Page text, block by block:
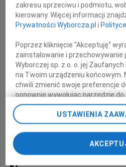
Odszedł od nas
Ceremonia
dnia 14
w sali
po czym
na
zakresu sprzeciwu i podmiotu,
kierowany. Więcej informacji
Prywatności Wyborcza.pl i
Poprzez kliknięcie "Akceptuję"
zainstalowanie i przechowywanie
Wyborczej sp. z o. o. jej Zaufanych
na Twoim urządzeniu końcowym.
chwili zmienić swoje preferencje
ponownie wywołując narzędzie
preferencjami dot. przetwarzania
odnośnik „Ustawienia
przechodząc do sekcji
Zmiana ustawień plików cookie
pomocą ustawień przeglądarki.
My, nasi Zaufani Partnerzy i Agora
USTAWIENIA